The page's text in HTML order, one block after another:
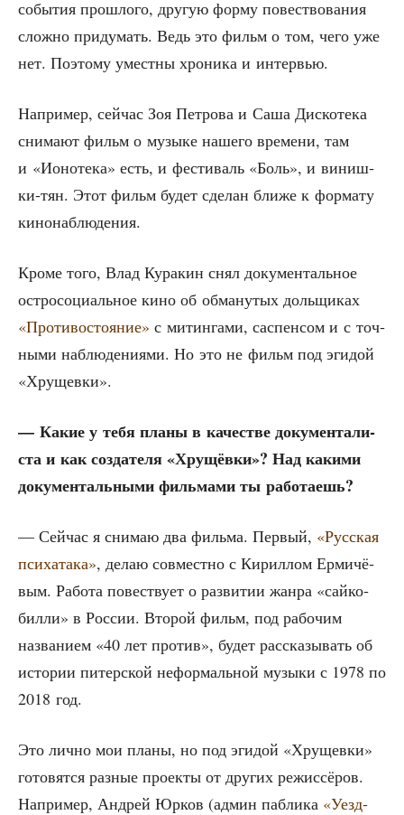
собы­тия про­шло­го, дру­гую фор­му повест­во­ва­ния
слож­но при­ду­мать. Ведь это фильм о том, чего уже
нет. Поэто­му умест­ны хро­ни­ка и интервью.
Напри­мер, сей­час Зоя Пет­ро­ва и Саша Дис­ко­те­ка
сни­ма­ют фильм о музы­ке наше­го вре­ме­ни, там
и «Ионо­те­ка» есть, и фести­валь «Боль», и виниш­
ки-тян. Этот фильм будет сде­лан бли­же к фор­ма­ту
кинонаблюдения.
Кро­ме того, Влад Кура­кин снял доку­мен­таль­ное
ост­ро­со­ци­аль­ное кино об обма­ну­тых доль­щи­ках
«Про­ти­во­сто­я­ние» с митин­га­ми, саспен­сом и с точ­
ны­ми наблю­де­ни­я­ми. Но это не фильм под эги­дой
«Хру­щев­ки».
— Какие у тебя пла­ны в каче­стве доку­мен­та­ли­
ста и как созда­те­ля «Хру­щёв­ки»? Над каки­ми
доку­мен­таль­ны­ми филь­ма­ми ты работаешь?
— Сей­час я сни­маю два филь­ма. Пер­вый, «Рус­ская
пси­х­а­та­ка», делаю сов­мест­но с Кирил­лом Ерми­чё­
вым. Рабо­та повест­ву­ет о раз­ви­тии жан­ра «сай­ко­
бил­ли» в Рос­сии. Вто­рой фильм, под рабо­чим
назва­ни­ем «40 лет про­тив», будет рас­ска­зы­вать об
исто­рии питер­ской нефор­маль­ной музы­ки с 1978 по
2018 год.
Это лич­но мои пла­ны, но под эги­дой «Хру­щев­ки»
гото­вят­ся раз­ные про­ек­ты от дру­гих режис­сё­ров.
Напри­мер, Андрей Юрков (админ паб­ли­ка «Уезд­